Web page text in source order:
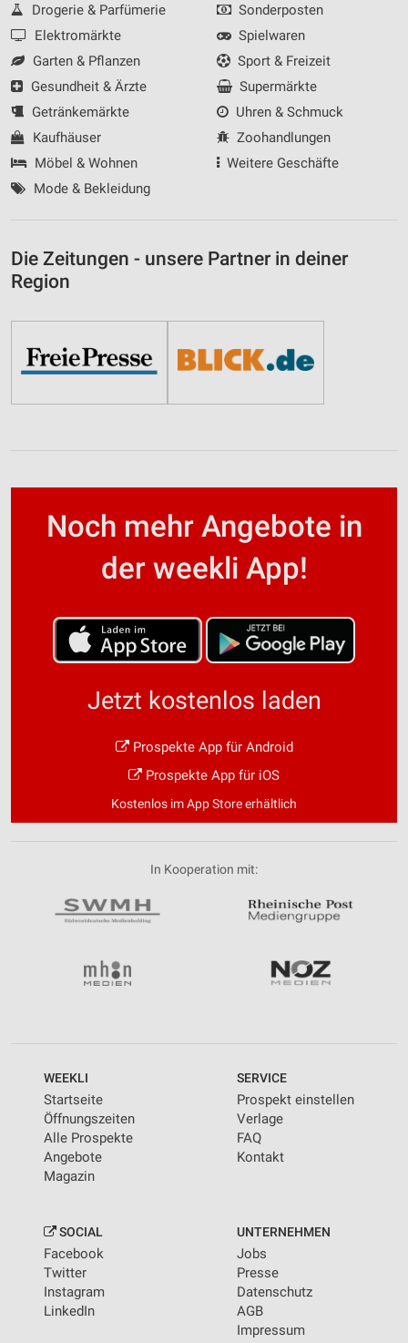
Drogerie & Parfümerie
Elektromärkte
Garten & Pflanzen
Gesundheit & Ärzte
Getränkemärkte
Kaufhäuser
Möbel & Wohnen
Mode & Bekleidung
Sonderposten
Spielwaren
Sport & Freizeit
Supermärkte
Uhren & Schmuck
Zoohandlungen
Weitere Geschäfte
Die Zeitungen - unsere Partner in deiner
Region
Noch mehr Angebote in
der weekli App!
Jetzt kostenlos laden
Prospekte App für Android
Prospekte App für iOS
Kostenlos im App Store erhältlich
In Kooperation mit:
WEEKLI
Startseite
Öffnungszeiten
Alle Prospekte
Angebote
Magazin
SERVICE
Prospekt einstellen
Verlage
FAQ
Kontakt
SOCIAL
Facebook
Twitter
Instagram
LinkedIn
UNTERNEHMEN
Jobs
Presse
Datenschutz
AGB
Impressum